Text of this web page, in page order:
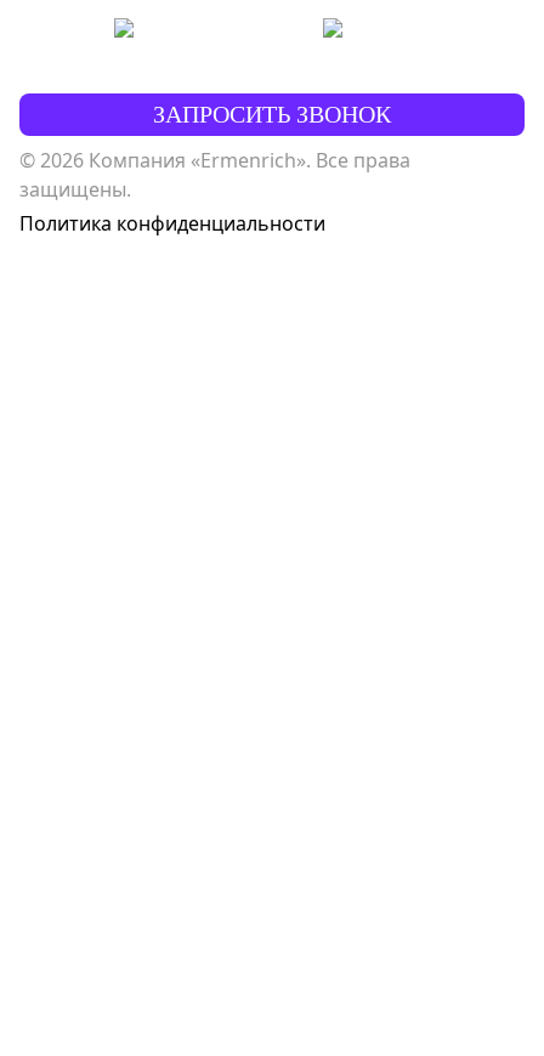
ЗАПРОСИТЬ ЗВОНОК
© 2026 Компания «Ermenrich». Все права
защищены.
Политика конфиденциальности